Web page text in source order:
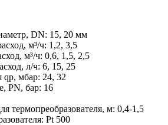
DN: 15, 20 мм
м³/ч: 1,2, 3,5
м³/ч: 0,6, 1,5, 2,5
л/ч: 6, 15, 25
qp, мбар: 24, 32
PN, бар: 16
термопреобразователя, м: 0,4-1,5
Pt 500